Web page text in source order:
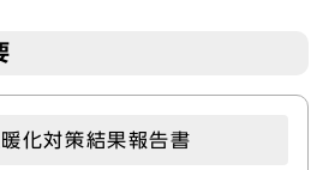
化対策結果報告書